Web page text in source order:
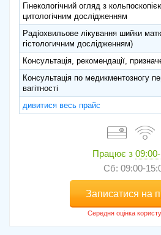
Гінекологічний огляд з
цитологічним дослідженням
Радіохвильове лікування шийки
гістологичним дослідженням)
Консультація, рекомендації,
Консультація по медикментозногу
вагітності
дивитися весь прайс
Працює з
Сб: 09:00-
Записатися на